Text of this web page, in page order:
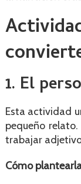
1. El
Esta actividad
pequeño
trabajar
Cómo